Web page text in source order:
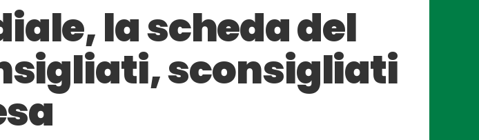
la scheda del
sconsigliati